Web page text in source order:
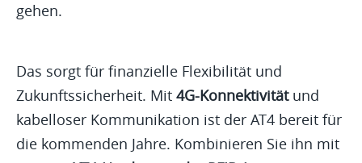
gehen.
Das sorgt für finanzielle Flexibilität und
Zukunftssicherheit. Mit 4G-Konnektivitätund
kabelloser Kommunikation ist der AT4 bereit für
die kommenden Jahre. Kombinieren Sie ihn mit